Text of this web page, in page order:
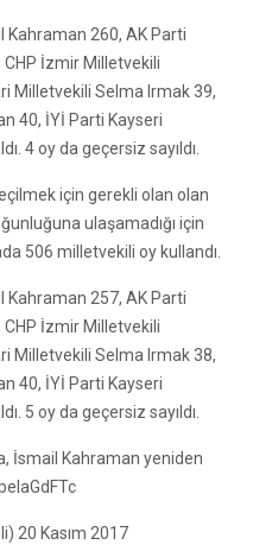
260, AK Parti
İzmir Milletvekili
Milletvekili Selma Irmak 39,
40, İYİ Parti Kayseri
4 oy da geçersiz sayıldı.
için gerekli olan olan
ulaşamadığı için
506 milletvekili oy kullandı.
257, AK Parti
İzmir Milletvekili
Milletvekili Selma Irmak 38,
40, İYİ Parti Kayseri
5 oy da geçersiz sayıldı.
İsmail Kahraman yeniden
20 Kasım 2017